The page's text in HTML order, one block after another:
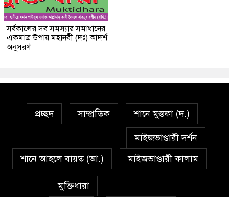
সর্বকালের সব সমস্যার সমাধানের
একমাত্র উপায় মহানবী (দঃ) আদর্শ
অনুসরণ
প্রচ্ছদ সাম্প্রতিক শানে মুস্তফা (দ.)
শানে আহলে বায়ত (আ.)
মাইজভাণ্ডারী দর্শন
মাইজভাণ্ডারী কালাম
মুক্তিধারা